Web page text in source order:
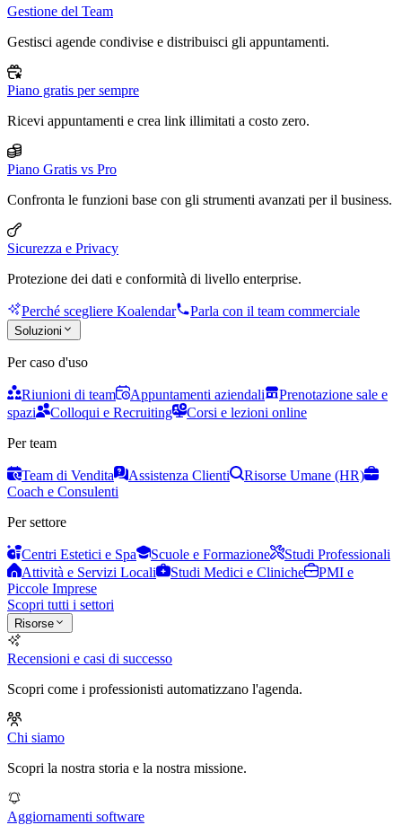
Gestione del Team
Gestisci agende condivise e distribuisci gli appuntamenti.
Piano gratis per sempre
Ricevi appuntamenti e crea link illimitati a costo zero.
Piano Gratis vs Pro
Confronta le funzioni base con gli strumenti avanzati per il business.
Sicurezza e Privacy
Protezione dei dati e conformità di livello enterprise.
Perché scegliere Koalendar Parla con il team commerciale
Soluzioni
Per caso d'uso
Riunioni di team Appuntamenti aziendali
Prenotazione sale e
spazi
Colloqui e Recruiting
Corsi e lezioni online
Per team
Team di Vendita Assistenza Clienti
Risorse Umane (HR)
Coach e Consulenti
Per settore
Centri Estetici e Spa Scuole e Formazione
Studi Professionali
Attività e Servizi Locali
Studi Medici e Cliniche
PMI e
Piccole Imprese
Scopri tutti i settori
Risorse
Recensioni e casi di successo
Scopri come i professionisti automatizzano l'agenda.
Chi siamo
Scopri la nostra storia e la nostra missione.
Aggiornamenti software